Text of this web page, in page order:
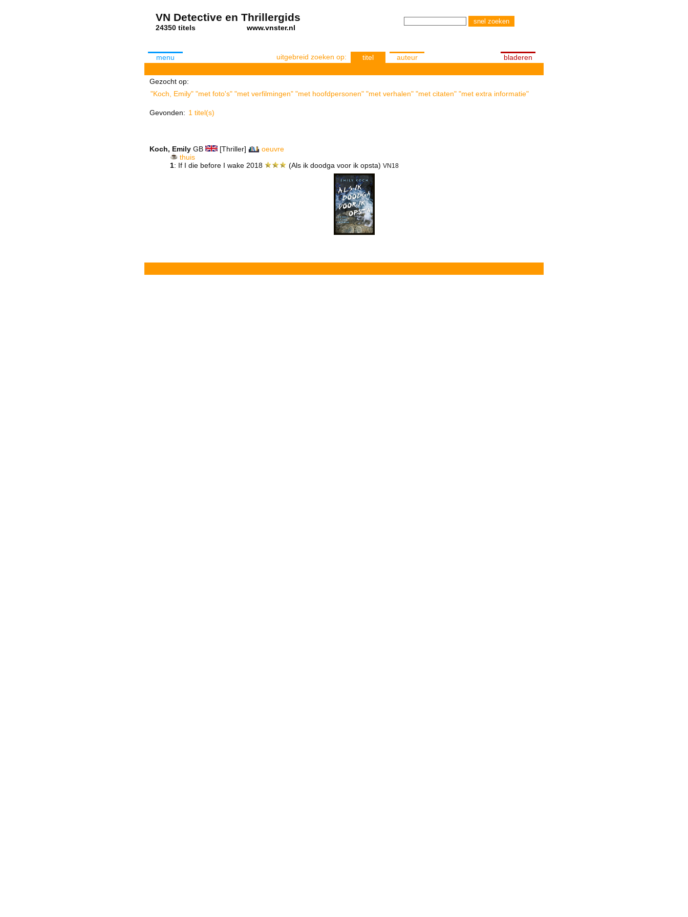
VN Detective en Thrillergids
24350 titels www.vnster.nl
menu uitgebreid zoeken op: titel auteur bladeren
Gezocht op:
"Koch, Emily" "met foto's" "met verfilmingen" "met hoofdpersonen" "met verhalen" "met citaten" "met extra informatie"
Gevonden: 1 titel(s)
Koch, Emily GB [Thriller]
oeuvre
thuis
1: If I die before I wake 2018 (Als ik doodga voor ik opsta)VN18